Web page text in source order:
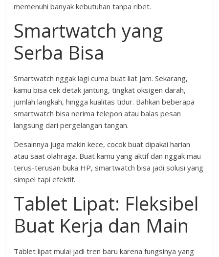
memenuhi banyak kebutuhan tanpa ribet.
Smartwatch yang
Serba Bisa
Smartwatch nggak lagi cuma buat liat jam. Sekarang,
kamu bisa cek detak jantung, tingkat oksigen darah,
jumlah langkah, hingga kualitas tidur. Bahkan beberapa
smartwatch bisa nerima telepon atau balas pesan
langsung dari pergelangan tangan.
Desainnya juga makin kece, cocok buat dipakai harian
atau saat olahraga. Buat kamu yang aktif dan nggak mau
terus-terusan buka HP, smartwatch bisa jadi solusi yang
simpel tapi efektif.
Tablet Lipat: Fleksibel
Buat Kerja dan Main
Tablet lipat mulai jadi tren baru karena fungsinya yang